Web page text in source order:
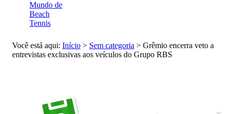
Mundo de
Beach
Tennis
Você está aqui: Início > Sem categoria > Grêmio encerra veto a
entrevistas exclusivas aos veículos do Grupo RBS